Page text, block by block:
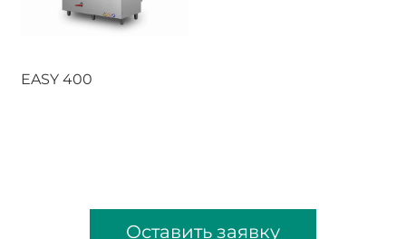
EASY 400
Оставить заявку